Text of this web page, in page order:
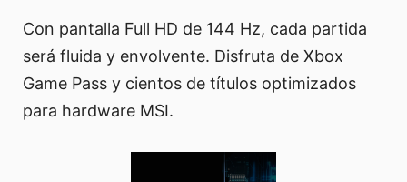
Con pantalla Full HD de 144 Hz, cada partida
será fluida y envolvente. Disfruta de Xbox
Game Pass y cientos de títulos optimizados
para hardware MSI.